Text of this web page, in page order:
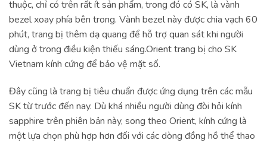
thuộc, chỉ có trên rất ít sản phẩm, trong đó có SK, là vành
bezel xoay phía bên trong. Vành bezel này được chia vạch 60
phút, trang bị thêm dạ quang để hỗ trợ quan sát khi người
dùng ở trong điều kiện thiếu sáng.Orient trang bị cho SK
Vietnam kính cứng để bảo vệ mặt số.
Đây cũng là trang bị tiêu chuẩn được ứng dụng trên các mẫu
SK từ trước đến nay. Dù khá nhiều người dùng đòi hỏi kính
sapphire trên phiên bản này, song theo Orient, kính cứng là
một lựa chọn phù hợp hơn đối với các dòng đồng hồ thể thao